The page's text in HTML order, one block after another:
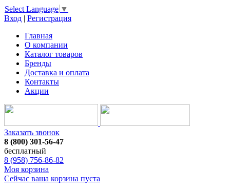
Select Language ▼
Вход | Регистрация
Главная
О компании
Каталог товаров
Бренды
Доставка и оплата
Контакты
Акции
Заказать звонок
8 (800) 301-56-47
бесплатный
8 (958) 756-86-82
Моя корзина
Сейчас ваша корзина пуста